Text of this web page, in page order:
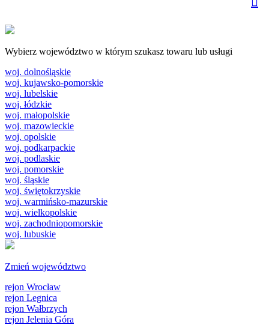
Wybierz województwo w którym szukasz towaru lub usługi
woj. dolnośląskie
woj. kujawsko-pomorskie
woj. lubelskie
woj. łódzkie
woj. małopolskie
woj. mazowieckie
woj. opolskie
woj. podkarpackie
woj. podlaskie
woj. pomorskie
woj. śląskie
woj. świętokrzyskie
woj. warmińsko-mazurskie
woj. wielkopolskie
woj. zachodniopomorskie
woj. lubuskie
Zmień województwo
rejon Wrocław
rejon Legnica
rejon Wałbrzych
rejon Jelenia Góra